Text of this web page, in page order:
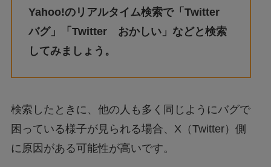
Yahoo!のリアルタイム検索で「Twitter
バグ」「Twitter おかしい」などと検索
してみましょう。
検索したときに、他の人も多く同じようにバグで
困っている様子が見られる場合、X（Twitter）側
に原因がある可能性が高いです。